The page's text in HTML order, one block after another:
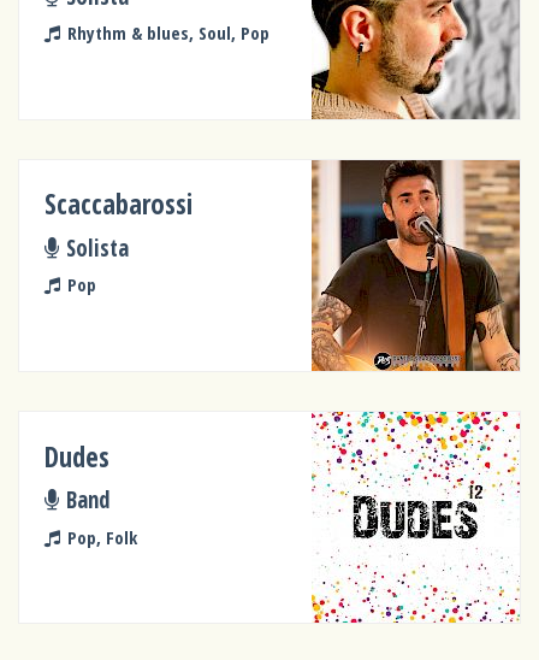
Rhythm & blues, Soul, Pop
Scaccabarossi
Solista
Pop
Dudes
Band
Pop, Folk